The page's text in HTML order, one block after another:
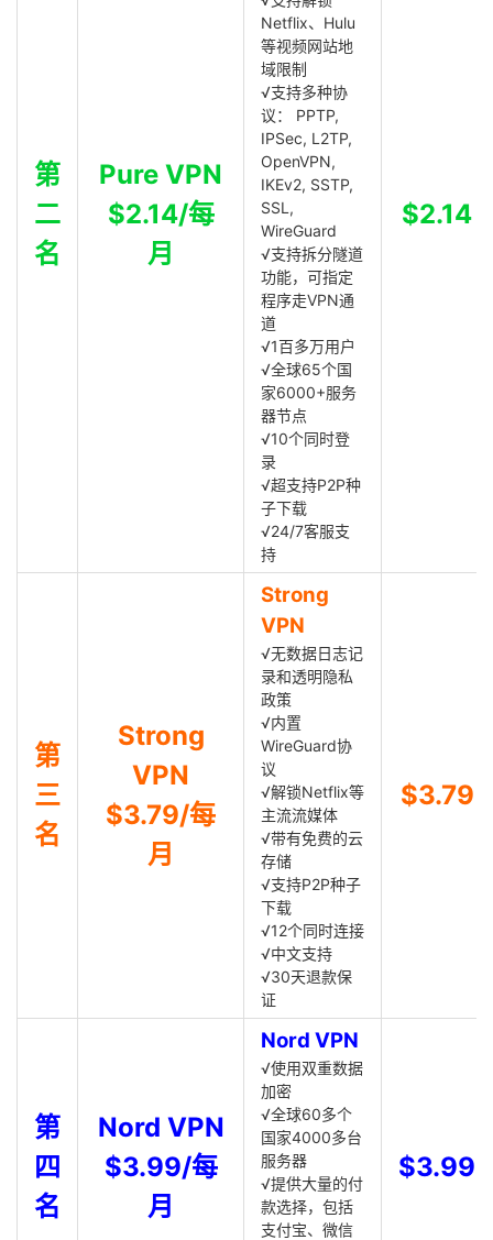
第
二
名
Pure VPN
$2.14/每
月
Netflix、Hulu
等视频网站地
域限制
√支持多种协
议： PPTP,
IPSec, L2TP,
OpenVPN,
IKEv2, SSTP,
SSL,
WireGuard
√支持拆分隧道
功能，可指定
程序走VPN通
道
√1百多万用户
√全球65个国
家6000+服务
器节点
√10个同时登
录
√超支持P2P种
子下载
√24/7客服支
持
$2.14
第
三
名
Strong
VPN
$3.79/每
月
Strong
VPN
√无数据日志记
录和透明隐私
政策
√内置
WireGuard协
议
√解锁Netflix等
主流流媒体
√带有免费的云
存储
√支持P2P种子
下载
√12个同时连接
√中文支持
√30天退款保
证
$3.79
第
四
名
Nord VPN
$3.99/每
月
Nord VPN
√使用双重数据
加密
√全球60多个
国家4000多台
服务器
√提供大量的付
款选择，包括
支付宝、微信
$3.99